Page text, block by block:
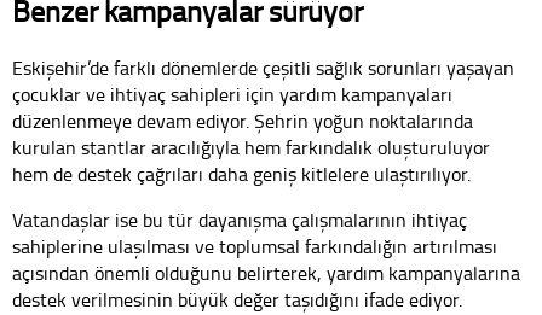
Benzer kampanyalar sürüyor
Eskişehir’de farklı dönemlerde çeşitli sağlık sorunları yaşayan
çocuklar ve ihtiyaç sahipleri için yardım kampanyaları
düzenlenmeye devam ediyor. Şehrin yoğun noktalarında
kurulan stantlar aracılığıyla hem farkındalık oluşturuluyor
hem de destek çağrıları daha geniş kitlelere ulaştırılıyor.
Vatandaşlar ise bu tür dayanışma çalışmalarının ihtiyaç
sahiplerine ulaşılması ve toplumsal farkındalığın artırılması
açısından önemli olduğunu belirterek, yardım kampanyalarına
destek verilmesinin büyük değer taşıdığını ifade ediyor.